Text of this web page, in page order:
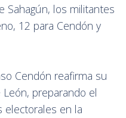
Sahagún, los militantes
12 para Cendón y
Cendón reafirma su
preparando el
en la